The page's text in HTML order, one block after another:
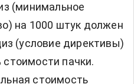
(минимальное
на 1000 штук должен
(условие директивы)
пачки.
стоимость